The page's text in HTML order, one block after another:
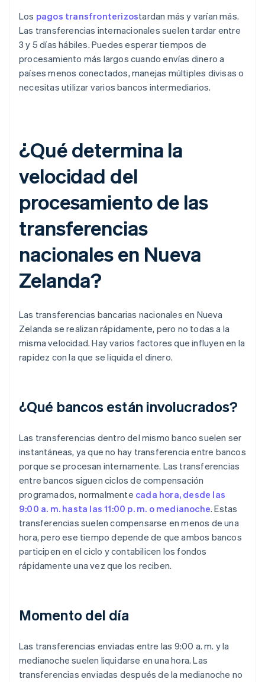
Los pagos transfronterizostardan más y varían más.
Las transferencias internacionales suelen tardar entre
3 y 5 días hábiles. Puedes esperar tiempos de
procesamiento más largos cuando envías dinero a
países menos conectados, manejas múltiples divisas o
necesitas utilizar varios bancos intermediarios.
¿Qué determina la
velocidad del
procesamiento de las
transferencias
nacionales en Nueva
Zelanda?
Las transferencias bancarias nacionales en Nueva
Zelanda se realizan rápidamente, pero no todas a la
misma velocidad. Hay varios factores que influyen en la
rapidez con la que se liquida el dinero.
¿Qué bancos están involucrados?
Las transferencias dentro del mismo banco suelen ser
instantáneas, ya que no hay transferencia entre bancos
porque se procesan internamente. Las transferencias
entre bancos siguen ciclos de compensación
programados, normalmente cada hora, desde las
9:00 a. m. hasta las 11:00 p. m. o medianoche. Estas
transferencias suelen compensarse en menos de una
hora, pero ese tiempo depende de que ambos bancos
participen en el ciclo y contabilicen los fondos
rápidamente una vez que los reciben.
Momento del día
Las transferencias enviadas entre las 9:00 a. m. y la
medianoche suelen liquidarse en una hora. Las
transferencias enviadas después de la medianoche no